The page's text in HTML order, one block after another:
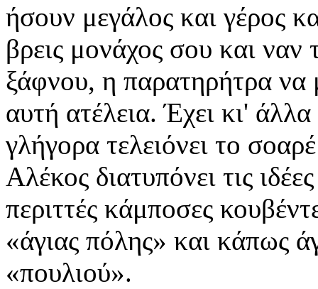
ήσουν μεγάλος και γέρος
βρεις μονάχος σου και ναν
ξάφνου, η παρατηρήτρα να
αυτή ατέλεια. Έχει κι'
γλήγορα τελειόνει το
Αλέκος διατυπόνει τις
περιττές κάμποσες
«άγιας πόλης» και κάπως
«πουλιού».